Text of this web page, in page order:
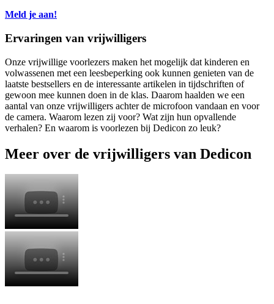
Meld je aan!
Ervaringen van vrijwilligers
Onze vrijwillige voorlezers maken het mogelijk dat kinderen en
volwassenen met een leesbeperking ook kunnen genieten van de
laatste bestsellers en de interessante artikelen in tijdschriften of
gewoon mee kunnen doen in de klas. Daarom haalden we een
aantal van onze vrijwilligers achter de microfoon vandaan en voor
de camera. Waarom lezen zij voor? Wat zijn hun opvallende
verhalen? En waarom is voorlezen bij Dedicon zo leuk?
Meer over de vrijwilligers van Dedicon